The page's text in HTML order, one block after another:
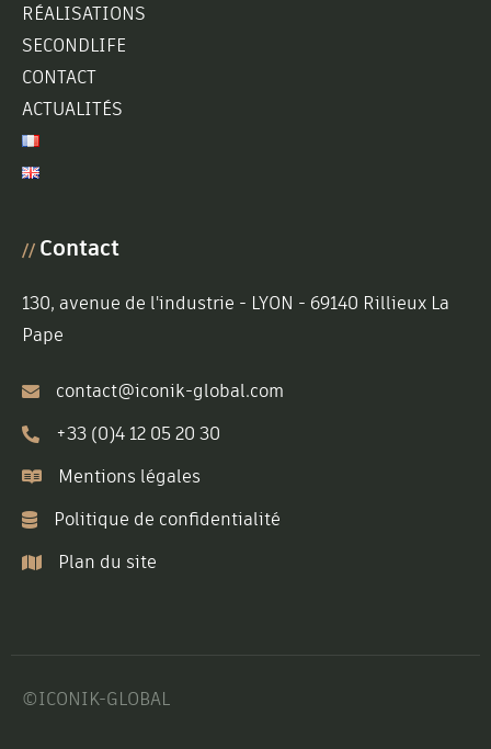
RÉALISATIONS
SECONDLIFE
CONTACT
ACTUALITÉS
// Contact
130, avenue de l'industrie - LYON - 69140 Rillieux La
Pape
contact@iconik-global.com
+33 (0)4 12 05 20 30
Mentions légales
Politique de confidentialité
Plan du site
©ICONIK-GLOBAL